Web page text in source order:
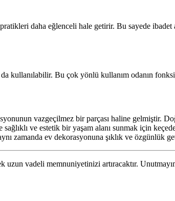
daha eğlenceli hale getirir. Bu sayede ibadet
kullanılabilir. Bu çok yönlü kullanım odanın
vazgeçilmez bir parçası haline gelmiştir.
ve estetik bir yaşam alanı sunmak için
zamanda ev dekorasyonuna şıklık ve özgünlük
uzun vadeli memnuniyetinizi artıracaktır.